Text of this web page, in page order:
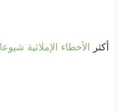
أكثر الأخطاء الإملائية شيوعا